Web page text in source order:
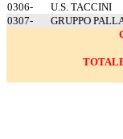
0306-
U.S. TACCINI
0307-
GRUPPO